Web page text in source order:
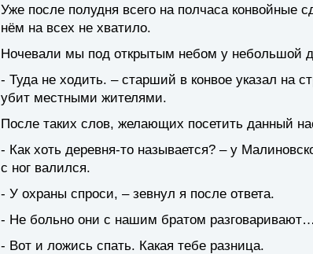
Уже после полудня всего на полчаса конвойные
нём на всех не хватило.
Ночевали мы под открытым небом у небольшой
- Туда не ходить. – старший в конвое указал на
убит местными жителями.
После таких слов, желающих посетить данный
- Как хоть деревня-то называется? – у
с ног валился.
- У охраны спроси, – зевнул я после ответа.
- Не больно они с нашим братом разговаривают…
- Вот и ложись спать. Какая тебе разница.